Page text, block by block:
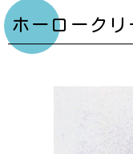
ホーローク